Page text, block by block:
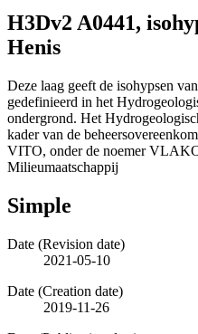
H3Dv2 A0441,
Henis
Deze laag geeft de isohypsen
gedefinieerd in het
ondergrond. Het
kader van de
VITO, onder de noemer
Milieumaatschappij
Simple
Date (Revision date)
2021-05-10
Date (Creation date)
2019-11-26